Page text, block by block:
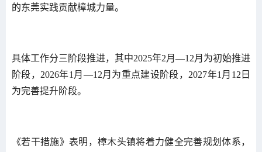
的东莞实践贡献樟城力量。
具体工作分三阶段推进，其中2025年2月—12月为初始推进
阶段，2026年1月—12月为重点建设阶段，2027年1月12日
为完善提升阶段。
《若干措施》表明，樟木头镇将着力健全完善规划体系，